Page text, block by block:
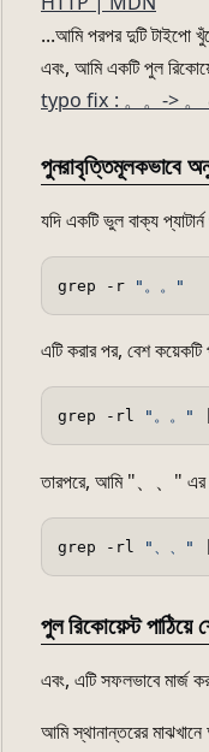
...আমি পরপর দুটি টাইপো
এবং, আমি একটি পুল
typo fix : 。。->
পুনরাবৃত্তিমূলকভাবে
যদি একটি ভুল বাক্য
grep -r "。。"
এটি করার পর, বেশ
grep -rl "。。"
তারপরে, আমি "、、" এর
grep -rl "、、"
পুল রিকোয়েস্ট পাঠিয়ে
এবং, এটি সফলভাবে মার্জ
আমি স্থানান্তরের